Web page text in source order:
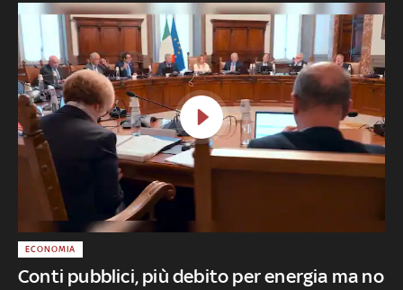
Conti pubblici, più debito per energia ma no
ECONOMIA